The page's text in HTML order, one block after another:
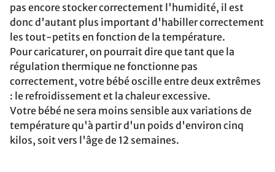
pas encore stocker correctement l'humidité, il est
donc d'autant plus important d'habiller correctement
les tout-petits en fonction de la température.
Pour caricaturer, on pourrait dire que tant que la
régulation thermique ne fonctionne pas
correctement, votre bébé oscille entre deux extrêmes
: le refroidissement et la chaleur excessive.
Votre bébé ne sera moins sensible aux variations de
température qu'à partir d'un poids d'environ cinq
kilos, soit vers l'âge de 12 semaines.